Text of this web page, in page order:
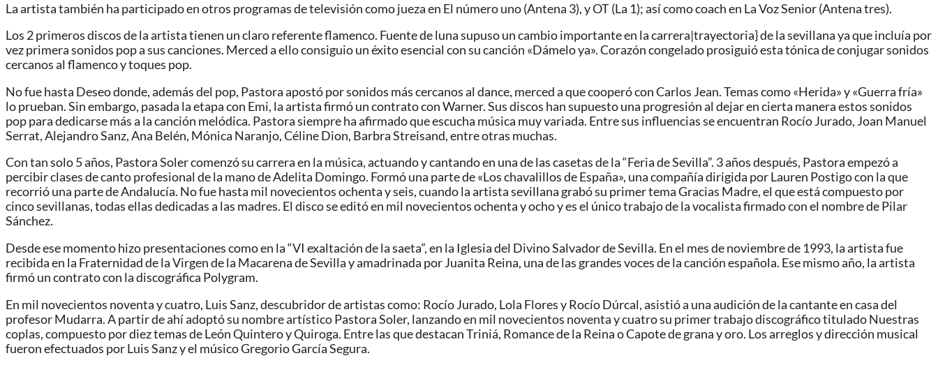
La artista también ha participado en otros programas de televisión como jueza en El número uno (Antena 3), y OT (La 1); así como coach en La Voz Senior (Antena tres).
Los 2 primeros discos de la artista tienen un claro referente flamenco. Fuente de luna supuso un cambio importante en la carrera|trayectoria} de la sevillana ya que incluía por
vez primera sonidos pop a sus canciones. Merced a ello consiguio un éxito esencial con su canción «Dámelo ya». Corazón congelado prosiguió esta tónica de conjugar sonidos
cercanos al flamenco y toques pop.
No fue hasta Deseo donde, además del pop, Pastora apostó por sonidos más cercanos al dance, merced a que cooperó con Carlos Jean. Temas como «Herida» y «Guerra fría»
lo prueban. Sin embargo, pasada la etapa con Emi, la artista firmó un contrato con Warner. Sus discos han supuesto una progresión al dejar en cierta manera estos sonidos
pop para dedicarse más a la canción melódica. Pastora siempre ha afirmado que escucha música muy variada. Entre sus influencias se encuentran Rocío Jurado, Joan Manuel
Serrat, Alejandro Sanz, Ana Belén, Mónica Naranjo, Céline Dion, Barbra Streisand, entre otras muchas.
Con tan solo 5 años, Pastora Soler comenzó su carrera en la música, actuando y cantando en una de las casetas de la “Feria de Sevilla”. 3 años después, Pastora empezó a
percibir clases de canto profesional de la mano de Adelita Domingo. Formó una parte de «Los chavalillos de España», una compañía dirigida por Lauren Postigo con la que
recorrió una parte de Andalucía. No fue hasta mil novecientos ochenta y seis, cuando la artista sevillana grabó su primer tema Gracias Madre, el que está compuesto por
cinco sevillanas, todas ellas dedicadas a las madres. El disco se editó en mil novecientos ochenta y ocho y es el único trabajo de la vocalista firmado con el nombre de Pilar
Sánchez.
Desde ese momento hizo presentaciones como en la “VI exaltación de la saeta”, en la Iglesia del Divino Salvador de Sevilla. En el mes de noviembre de 1993, la artista fue
recibida en la Fraternidad de la Virgen de la Macarena de Sevilla y amadrinada por Juanita Reina, una de las grandes voces de la canción española. Ese mismo año, la artista
firmó un contrato con la discográfica Polygram.
En mil novecientos noventa y cuatro, Luis Sanz, descubridor de artistas como: Rocío Jurado, Lola Flores y Rocío Dúrcal, asistió a una audición de la cantante en casa del
profesor Mudarra. A partir de ahí adoptó su nombre artístico Pastora Soler, lanzando en mil novecientos noventa y cuatro su primer trabajo discográfico titulado Nuestras
coplas, compuesto por diez temas de León Quintero y Quiroga. Entre las que destacan Triniá, Romance de la Reina o Capote de grana y oro. Los arreglos y dirección musical
fueron efectuados por Luis Sanz y el músico Gregorio García Segura.